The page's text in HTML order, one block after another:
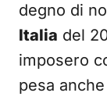
degno di
Italia del
imposero
pesa